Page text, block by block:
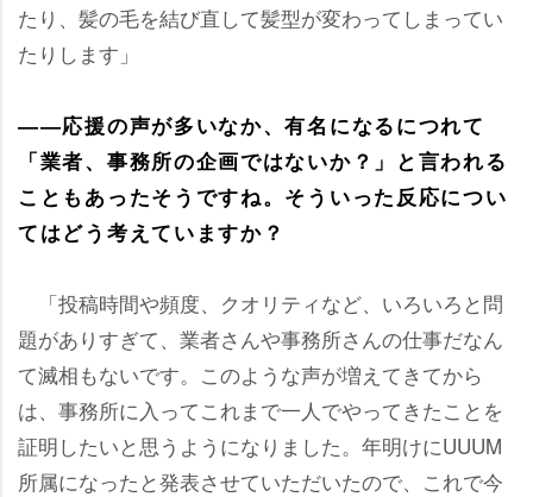
たり、髪の毛を結び直して髪型が変わってしまってい
たりします」
――応援の声が多いなか、有名になるにつれて
「業者、事務所の企画ではないか？」と言われる
こともあったそうですね。そういった反応につい
てはどう考えていますか？
「投稿時間や頻度、クオリティなど、いろいろと問
題がありすぎて、業者さんや事務所さんの仕事だなん
て滅相もないです。このような声が増えてきてから
は、事務所に入ってこれまで一人でやってきたことを
証明したいと思うようになりました。年明けにUUUM
所属になったと発表させていただいたので、これで今